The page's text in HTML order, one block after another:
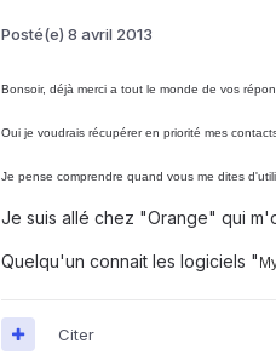
Posté(e) 8 avril 2013
Bonsoir, déjà merci a tout le monde de vos
Oui je voudrais récupérer en priorité mes
Je pense comprendre quand vous me dites
Je suis allé chez "Orange" qui
Quelqu'un connait les logiciels "
Citer